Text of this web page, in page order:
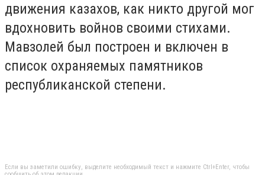
движения казахов, как никто другой мог
вдохновить войнов своими стихами.
Мавзолей был построен и включен в
список охраняемых памятников
республиканской степени.
Если вы заметили ошибку, выделите необходимый текст и нажмите Ctrl+Enter, чтобы